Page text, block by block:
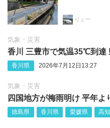
りょー
気象・災害
香川 三豊市で気温35℃到達
香川県 2026年7月12日13:27
気象・災害
四国地方が梅雨明け 平年よ
徳島県 香川県 愛媛県 高